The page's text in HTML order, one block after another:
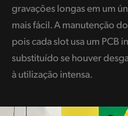
gravações longas em um
mais fácil. A manutenção
pois cada slot usa um PCB
substituído se houver
à utilização intensa.